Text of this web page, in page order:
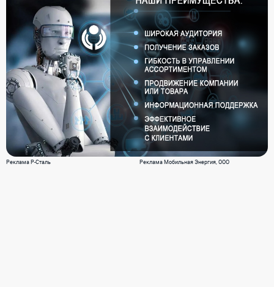
Реклама Р-Сталь Реклама Мобильная Энергия, ООО